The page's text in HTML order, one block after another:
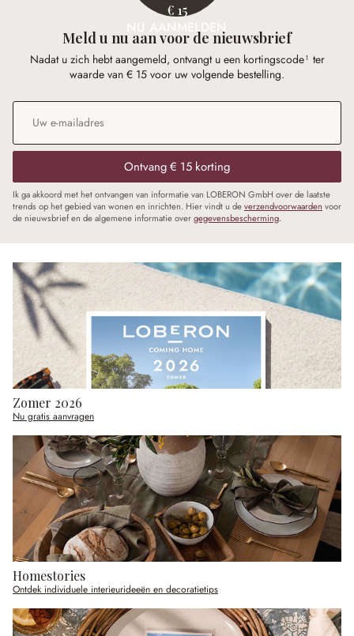
€ 15
NU AANMELDEN
Meld u nu aan voor de nieuwsbrief
Nadat u zich hebt aangemeld, ontvangt u een kortingscode¹ ter
waarde van € 15 voor uw volgende bestelling.
E-mailadres
Ontvang € 15 korting
Ik ga akkoord met het ontvangen van informatie van LOBERON GmbH over de laatste
trends op het gebied van wonen en inrichten. Hier vindt u deverzendvoorwaarden voor
de nieuwsbrief en de algemene informatie overgegevensbescherming.
Zomer 2026
Nu gratis aanvragen
Homestories
Ontdek individuele interieurideeën en decoratietips